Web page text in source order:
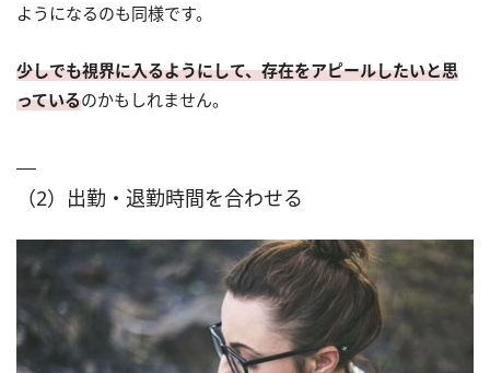
ようになるのも同様です。
少しでも視界に入るようにして、存在をアピールしたいと思
っているのかもしれません。
（2）出勤・退勤時間を合わせる